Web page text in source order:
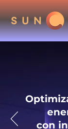
con